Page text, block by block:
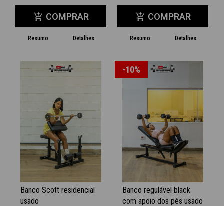
add_shopping_cart COMPRAR
Resumo Detalhes
add_shopping_cart COMPRAR
Resumo Detalhes
Banco Scott residencial
usado
-10%
Banco regulável black
com apoio dos pés usado